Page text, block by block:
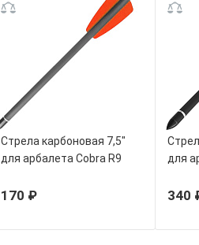
Стрела карбоновая 7,5"
для арбалета Cobra R9
170 ₽
для
340